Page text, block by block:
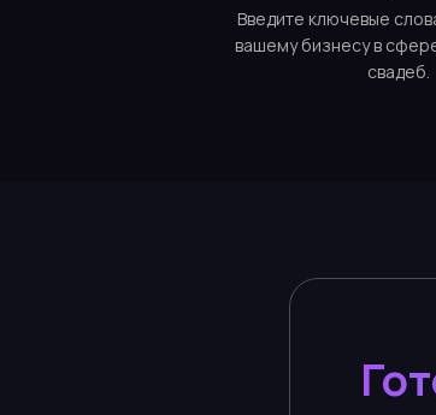
Введите ключевые
вашему бизнесу в
свадеб.